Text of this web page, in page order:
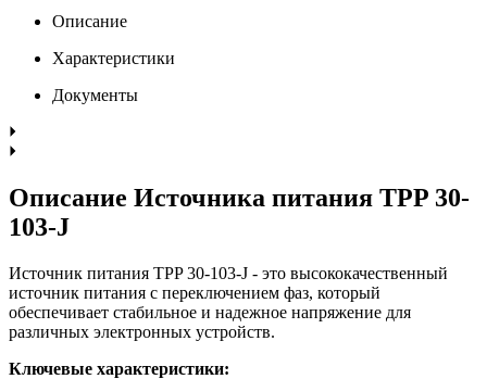
Описание
Характеристики
Документы
Описание Источника питания TPP 30-
103-J
Источник питания TPP 30-103-J - это высококачественный
источник питания с переключением фаз, который
обеспечивает стабильное и надежное напряжение для
различных электронных устройств.
Ключевые характеристики: